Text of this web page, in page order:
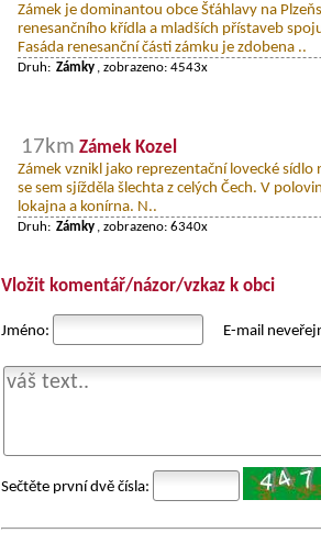
Zámek je dominantou obce Šťáhlavy na
renesančního křídla a mladších přístaveb
Fasáda renesanční části zámku je zdobena ..
Druh: Zámky , zobrazeno: 4543x
17km Zámek Kozel
Zámek vznikl jako reprezentační lovecké
se sem sjížděla šlechta z celých Čech. V
lokajna a konírna. N..
Druh: Zámky , zobrazeno: 6340x
Vložit komentář/názor/vzkaz k obci
Jméno: E-mail
Sečtěte první dvě čísla: